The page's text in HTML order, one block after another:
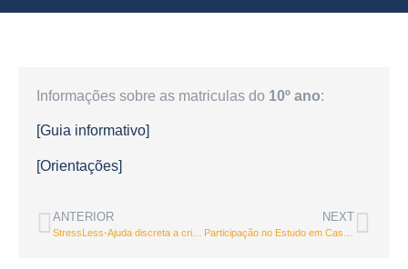
Informações sobre as matriculas do 10º ano:
[Guia informativo]
[Orientações]
ANTERIOR NEXT